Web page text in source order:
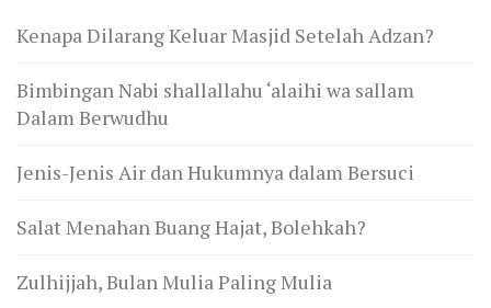
Kenapa Dilarang Keluar Masjid Setelah Adzan?
Bimbingan Nabi shallallahu ‘alaihi wa sallam
Dalam Berwudhu
Jenis-Jenis Air dan Hukumnya dalam Bersuci
Salat Menahan Buang Hajat, Bolehkah?
Zulhijjah, Bulan Mulia Paling Mulia